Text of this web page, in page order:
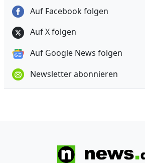
Auf Facebook folgen
Auf X folgen
Auf Google News folgen
Newsletter abonnieren